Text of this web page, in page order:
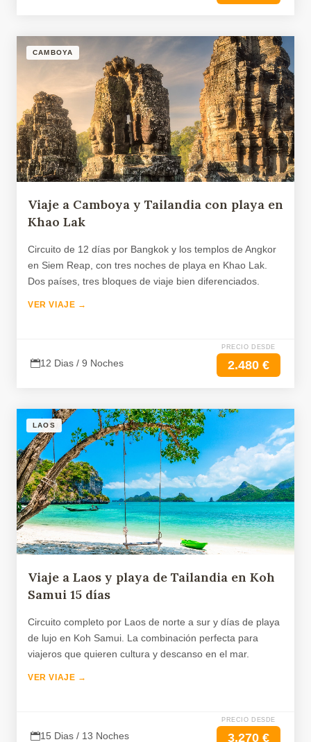
CAMBOYA
Viaje a Camboya y Tailandia con playa en
Khao Lak
Circuito de 12 días por Bangkok y los templos de Angkor
en Siem Reap, con tres noches de playa en Khao Lak.
Dos países, tres bloques de viaje bien diferenciados.
VER VIAJE →
12 Dias / 9 Noches
PRECIO DESDE
2.480 €
LAOS
Viaje a Laos y playa de Tailandia en Koh
Samui 15 días
Circuito completo por Laos de norte a sur y días de playa
de lujo en Koh Samui. La combinación perfecta para
viajeros que quieren cultura y descanso en el mar.
VER VIAJE →
15 Dias / 13 Noches
PRECIO DESDE
3.270 €